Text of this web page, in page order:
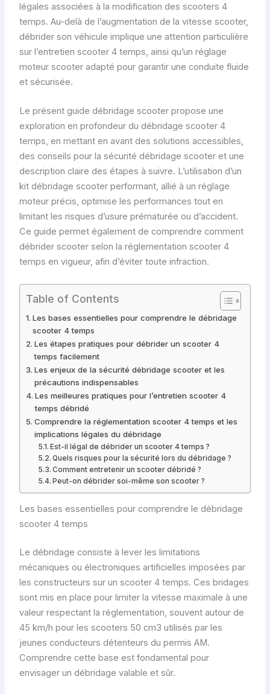
légales associées à la modification des scooters 4
temps. Au-delà de l’augmentation de la vitesse scooter,
débrider son véhicule implique une attention particulière
sur l’entretien scooter 4 temps, ainsi qu’un réglage
moteur scooter adapté pour garantir une conduite fluide
et sécurisée.
Le présent guide débridage scooter propose une
exploration en profondeur du débridage scooter 4
temps, en mettant en avant des solutions accessibles,
des conseils pour la sécurité débridage scooter et une
description claire des étapes à suivre. L’utilisation d’un
kit débridage scooter performant, allié à un réglage
moteur précis, optimise les performances tout en
limitant les risques d’usure prématurée ou d’accident.
Ce guide permet également de comprendre comment
débrider scooter selon la réglementation scooter 4
temps en vigueur, afin d’éviter toute infraction.
Table of Contents
Les bases essentielles pour comprendre le débridage
scooter 4 temps
Les étapes pratiques pour débrider un scooter 4
temps facilement
Les enjeux de la sécurité débridage scooter et les
précautions indispensables
Les meilleures pratiques pour l’entretien scooter 4
temps débridé
Comprendre la réglementation scooter 4 temps et les
implications légales du débridage
Est-il légal de débrider un scooter 4 temps ?
Quels risques pour la sécurité lors du débridage ?
Comment entretenir un scooter débridé ?
Peut-on débrider soi-même son scooter ?
Les bases essentielles pour comprendre le débridage
scooter 4 temps
Le débridage consiste à lever les limitations
mécaniques ou électroniques artificielles imposées par
les constructeurs sur un scooter 4 temps. Ces bridages
sont mis en place pour limiter la vitesse maximale à une
valeur respectant la réglementation, souvent autour de
45 km/h pour les scooters 50 cm3 utilisés par les
jeunes conducteurs détenteurs du permis AM.
Comprendre cette base est fondamental pour
envisager un débridage valable et sûr.